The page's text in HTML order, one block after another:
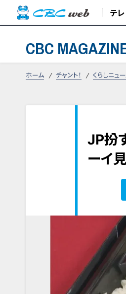
テ
CBC
ホーム チャント！ くらしニュ
JP扮
ーイ